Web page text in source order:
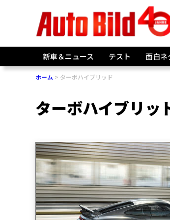
新車＆ニュース テスト 面白ネ
ホーム ターボハイブリッド
ターボハイブリッ